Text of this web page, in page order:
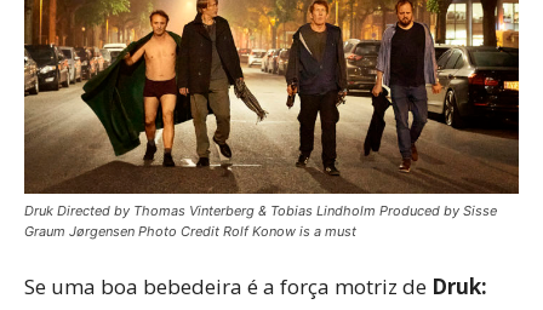
Druk Directed by Thomas Vinterberg & Tobias Lindholm Produced by Sisse
Graum Jørgensen Photo Credit Rolf Konow is a must
Se uma boa bebedeira é a força motriz de Druk: